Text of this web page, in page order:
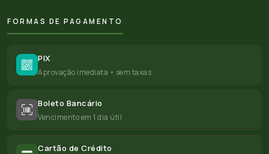
FORMAS DE PAGAMENTO
PIX
Aprovação imediata • sem taxas
Boleto Bancário
Vencimento em 1 dia útil
Cartão de Crédito